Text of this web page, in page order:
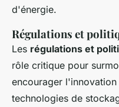
d'énergie.
Régulations et
Les régulations et
rôle critique pour
encourager
technologies de